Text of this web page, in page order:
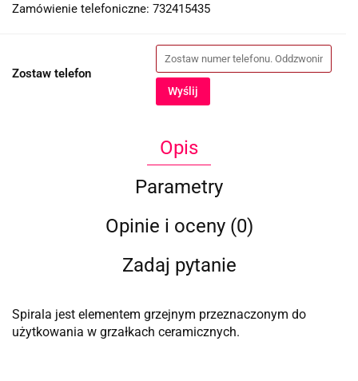
Zamówienie telefoniczne: 732415435
Zostaw telefon
Wyślij
Opis
Parametry
Opinie i oceny (0)
Zadaj pytanie
Spirala jest elementem grzejnym przeznaczonym do
użytkowania w grzałkach ceramicznych.